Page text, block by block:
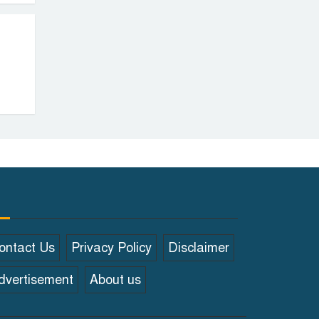
Us Privacy Policy Disclaimer
About us